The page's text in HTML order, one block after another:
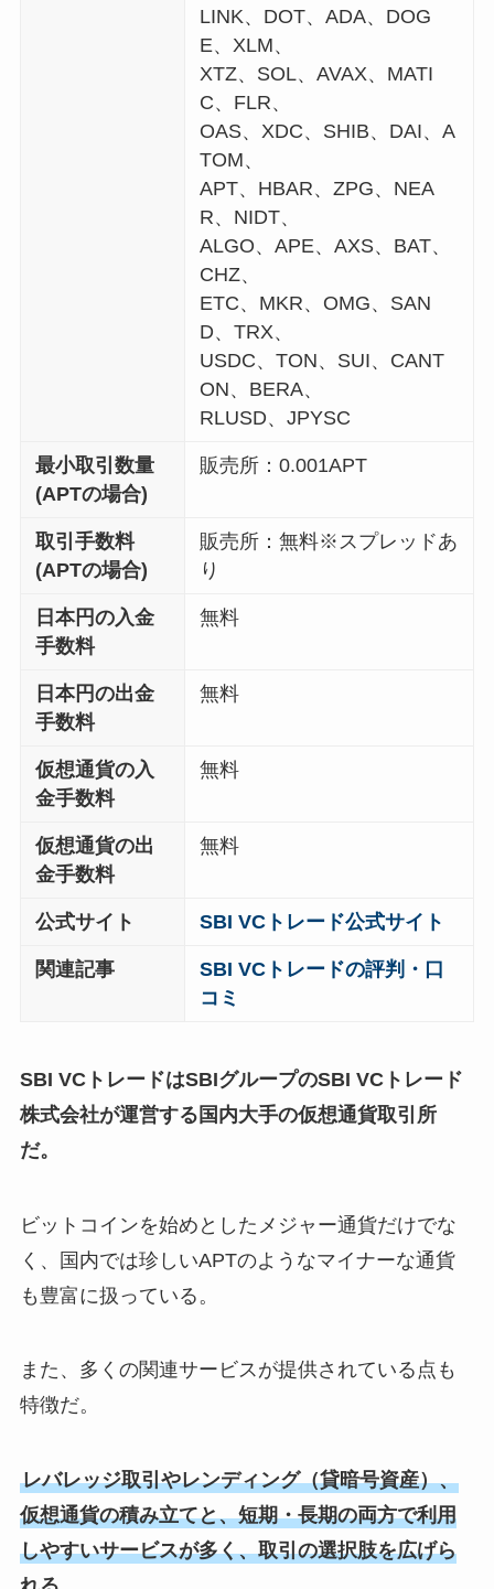
LINK、DOT、ADA、DOG
E、XLM、
XTZ、SOL、AVAX、MATI
C、FLR、
OAS、XDC、SHIB、DAI、A
TOM、
APT、HBAR、ZPG、NEA
R、NIDT、
ALGO、APE、AXS、BAT、
CHZ、
ETC、MKR、OMG、SAN
D、TRX、
USDC、TON、SUI、CANT
ON、BERA、
RLUSD、JPYSC
最小取引数量
(APTの場合)
販売所：0.001APT
取引手数料
(APTの場合)
販売所：無料※スプレッドあ
り
日本円の入金
手数料
無料
日本円の出金
手数料
無料
仮想通貨の入
金手数料
無料
仮想通貨の出
金手数料
無料
公式サイト SBI VCトレード公式サイト
関連記事
SBI VCトレードの評判・口
コミ
SBI VCトレードはSBIグループのSBI VCトレード
株式会社が運営する国内大手の仮想通貨取引所
だ。
ビットコインを始めとしたメジャー通貨だけでな
く、国内では珍しいAPTのようなマイナーな通貨
も豊富に扱っている。
また、多くの関連サービスが提供されている点も
特徴だ。
レバレッジ取引やレンディング（貸暗号資産）、
仮想通貨の積み立てと、短期・長期の両方で利用
しやすいサービスが多く、取引の選択肢を広げら